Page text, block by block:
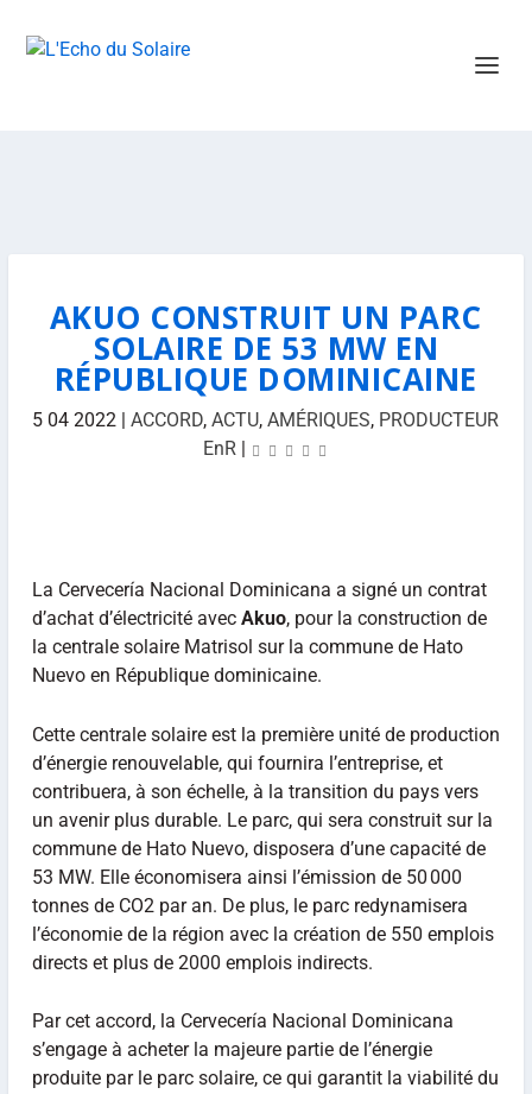
AKUO CONSTRUIT UN PARC
SOLAIRE DE 53 MW EN
RÉPUBLIQUE DOMINICAINE
5 04 2022 |ACCORD,ACTU,AMÉRIQUES, PRODUCTEUR
EnR|
La Cervecería Nacional Dominicana a signé un contrat
d’achat d’électricité avec Akuo, pour la construction de
la centrale solaire Matrisol sur la commune de Hato
Nuevo en République dominicaine.
Cette centrale solaire est la première unité de production
d’énergie renouvelable, qui fournira l’entreprise, et
contribuera, à son échelle, à la transition du pays vers
un avenir plus durable. Le parc, qui sera construit sur la
commune de Hato Nuevo, disposera d’une capacité de
53 MW. Elle économisera ainsi l’émission de 50 000
tonnes de CO2 par an. De plus, le parc redynamisera
l’économie de la région avec la création de 550 emplois
directs et plus de 2000 emplois indirects.
Par cet accord, la Cervecería Nacional Dominicana
s’engage à acheter la majeure partie de l’énergie
produite par le parc solaire, ce qui garantit la viabilité du